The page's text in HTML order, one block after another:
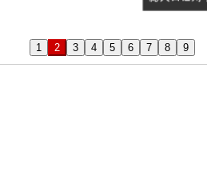
1
2 3 4 5 6 7 8 9